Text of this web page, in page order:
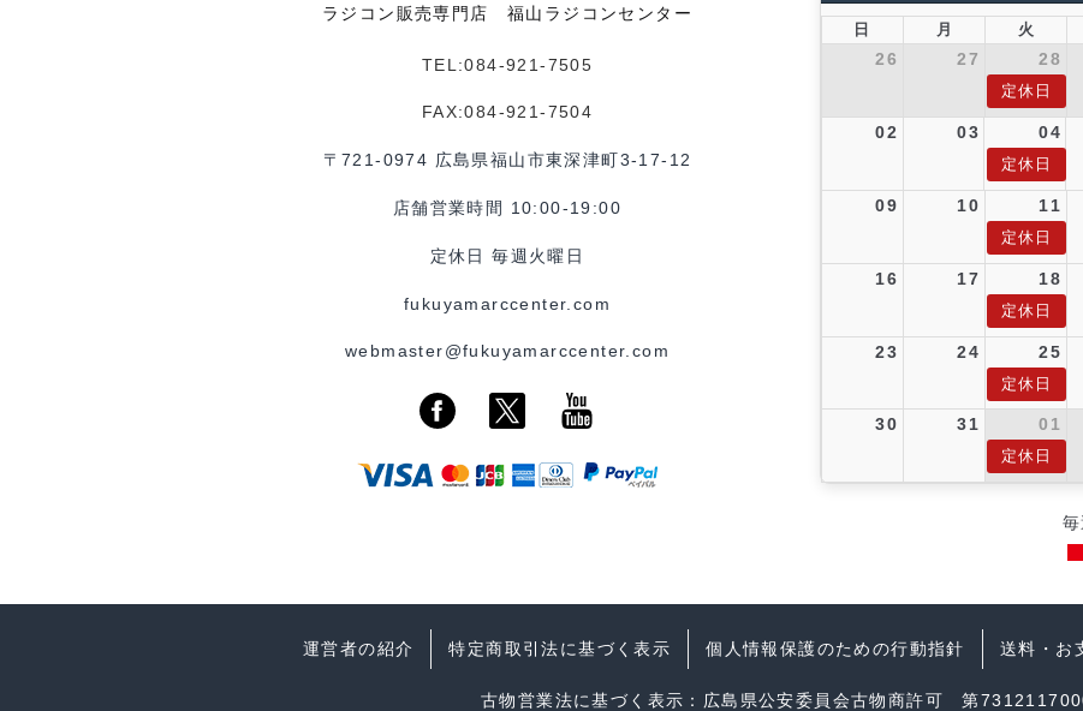
ラジコン販売専門店 福山ラジコンセンター
TEL:084-921-7505
FAX:084-921-7504
〒721-0974 広島県福山市東深津町3-17-12
店舗営業時間 10:00-19:00
定休日 毎週火曜日
fukuyamarccenter.com
webmaster@fukuyamarccenter.com
日 月 火
26 27 28
定休日
02 03 04
定休日
09 10 11
定休日
16 17 18
定休日
23 24 25
定休日
30 31 01
定休日
運営者の紹介 特定商取引法に基づく表示 個人情報保護のための行動指針 送料・お
古物営業法に基づく表示：広島県公安委員会古物商許可 第